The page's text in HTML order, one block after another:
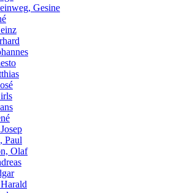
Gesine
Paul
Olaf